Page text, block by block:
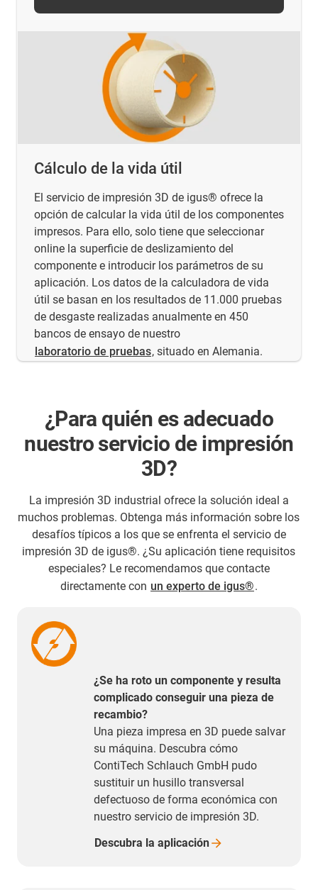
Cálculo de la vida útil
El servicio de impresión 3D de igus® ofrece la
opción de calcular la vida útil de los componentes
impresos. Para ello, solo tiene que seleccionar
online la superficie de deslizamiento del
componente e introducir los parámetros de su
aplicación. Los datos de la calculadora de vida
útil se basan en los resultados de 11.000 pruebas
de desgaste realizadas anualmente en 450
bancos de ensayo de nuestro
laboratorio de pruebas, situado en Alemania.
¿Para quién es adecuado
nuestro servicio de impresión
3D?
La impresión 3D industrial ofrece la solución ideal a
muchos problemas. Obtenga más información sobre los
desafíos típicos a los que se enfrenta el servicio de
impresión 3D de igus®. ¿Su aplicación tiene requisitos
especiales? Le recomendamos que contacte
directamente con un experto de igus®.
¿Se ha roto un componente y resulta
complicado conseguir una pieza de
recambio?
Una pieza impresa en 3D puede salvar
su máquina. Descubra cómo
ContiTech Schlauch GmbH pudo
sustituir un husillo transversal
defectuoso de forma económica con
nuestro servicio de impresión 3D.
Descubra la aplicación